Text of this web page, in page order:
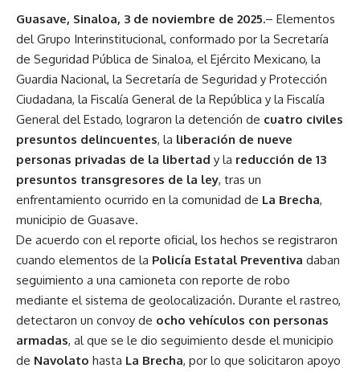
Guasave, Sinaloa, 3 de noviembre de 2025.– Elementos
del Grupo Interinstitucional, conformado por la Secretaría
de Seguridad Pública de Sinaloa, el Ejército Mexicano, la
Guardia Nacional, la Secretaría de Seguridad y Protección
Ciudadana, la Fiscalía General de la República y la Fiscalía
General del Estado, lograron la detención de cuatro civiles
presuntos delincuentes, la liberación de nueve
personas privadas de la libertad y la reducción de 13
presuntos transgresores de la ley, tras un
enfrentamiento ocurrido en la comunidad de La Brecha,
municipio de Guasave.
De acuerdo con el reporte oficial, los hechos se registraron
cuando elementos de la Policía Estatal Preventiva daban
seguimiento a una camioneta con reporte de robo
mediante el sistema de geolocalización. Durante el rastreo,
detectaron un convoy de ocho vehículos con personas
armadas, al que se le dio seguimiento desde el municipio
de Navolato hasta La Brecha, por lo que solicitaron apoyo